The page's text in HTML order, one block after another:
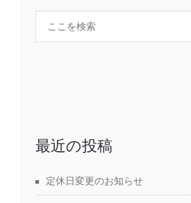
最近の投稿
定休日変更のお知らせ